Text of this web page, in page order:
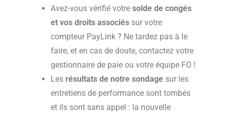
Avez-vous vérifié votre solde de congés
et vos droits associés sur votre
compteur PayLink ? Ne tardez pas à le
faire, et en cas de doute, contactez votre
gestionnaire de paie ou votre équipe FO !
Les résultats de notre sondage sur les
entretiens de performance sont tombés
et ils sont sans appel : la nouvelle